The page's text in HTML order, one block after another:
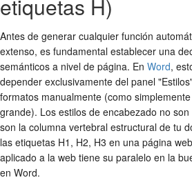
etiquetas H)
Antes de generar cualquier función
extenso, es fundamental establecer una
semánticos a nivel de página. En Word,
depender exclusivamente del panel
formatos manualmente (como
grande). Los estilos de encabezado no
son la columna vertebral estructural de tu
las etiquetas H1, H2, H3 en una página
aplicado a la web tiene su paralelo en la
en Word.